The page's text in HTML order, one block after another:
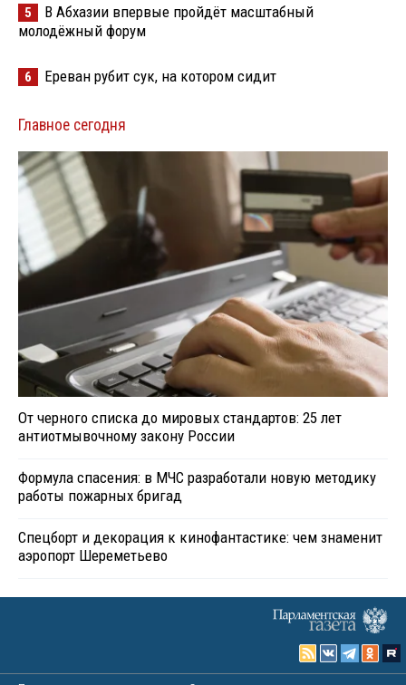
5
В Абхазии впервые пройдёт масштабный
молодёжный форум
6 Ереван рубит сук, на котором сидит
Главное сегодня
От черного списка до мировых стандартов: 25 лет
антиотмывочному закону России
Формула спасения: в МЧС разработали новую методику
работы пожарных бригад
Спецборт и декорация к кинофантастике: чем знаменит
аэропорт Шереметьево